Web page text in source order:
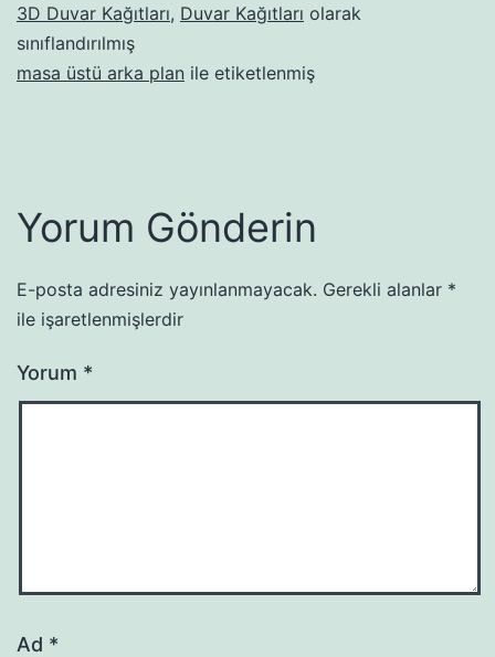
3D Duvar Kağıtları, Duvar Kağıtları olarak
sınıflandırılmış
masa üstü arka plan ile etiketlenmiş
Yorum Gönderin
E-posta adresiniz yayınlanmayacak. Gerekli alanlar *
ile işaretlenmişlerdir
Yorum *
Ad *